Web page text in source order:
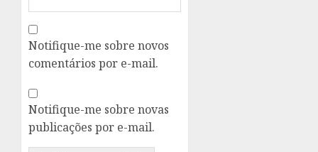
Notifique-me sobre novos
comentários por e-mail.
Notifique-me sobre novas
publicações por e-mail.